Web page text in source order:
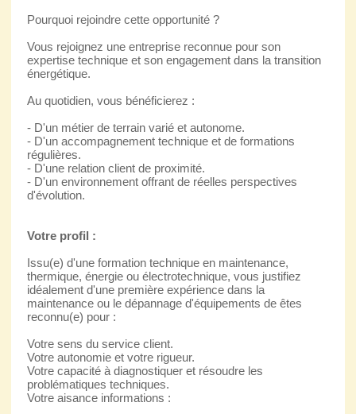
Pourquoi rejoindre cette opportunité ?
Vous rejoignez une entreprise reconnue pour son
expertise technique et son engagement dans la transition
énergétique.
Au quotidien, vous bénéficierez :
- D'un métier de terrain varié et autonome.
- D'un accompagnement technique et de formations
régulières.
- D'une relation client de proximité.
- D'un environnement offrant de réelles perspectives
d'évolution.
Votre profil :
Issu(e) d'une formation technique en maintenance,
thermique, énergie ou électrotechnique, vous justifiez
idéalement d'une première expérience dans la
maintenance ou le dépannage d'équipements de êtes
reconnu(e) pour :
Votre sens du service client.
Votre autonomie et votre rigueur.
Votre capacité à diagnostiquer et résoudre les
problématiques techniques.
Votre aisance informations :